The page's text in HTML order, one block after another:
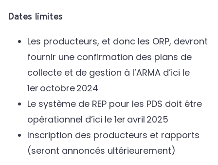
Dates limites
Les producteurs, et donc les ORP, devront
fournir une confirmation des plans de
collecte et de gestion à l’ARMA d’ici le
1er octobre 2024
Le système de REP pour les PDS doit être
opérationnel d’ici le 1er avril 2025
Inscription des producteurs et rapports
(seront annoncés ultérieurement)